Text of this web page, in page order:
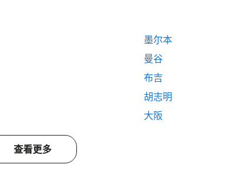
墨尔本
曼谷
布吉
胡志明
大阪
查看更多